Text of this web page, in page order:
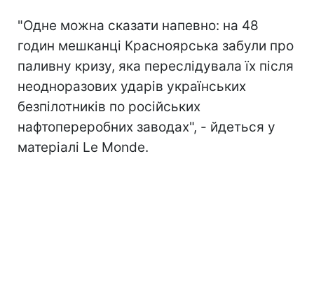
"Одне можна сказати напевно: на 48
годин мешканці Красноярська забули про
паливну кризу, яка переслідувала їх після
неодноразових ударів українських
безпілотників по російських
нафтопереробних заводах", - йдеться у
матеріалі Le Monde.